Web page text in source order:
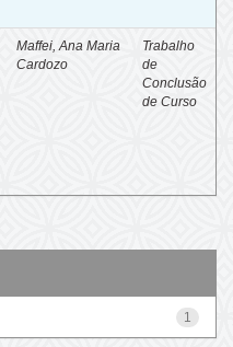
Maffei, Ana Maria
Cardozo
Trabalho
de
Conclusão
de Curso
1